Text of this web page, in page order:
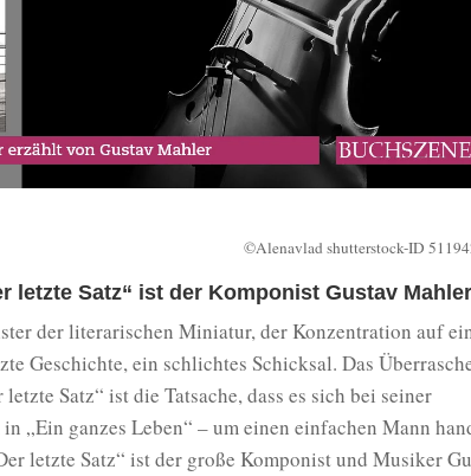
©Alenavlad shutterstock-ID
letzte Satz“ ist der Komponist Gustav Mahler
der literarischen Miniatur, der Konzentration auf
Geschichte, ein schlichtes Schicksal. Das
Satz“ ist die Tatsache, dass es sich bei seiner
„Ein ganzes Leben“ – um einen einfachen Mann
letzte Satz“ ist der große Komponist und Musiker